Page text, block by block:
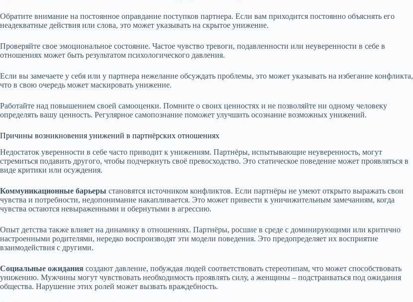
Обратите внимание на постоянное оправдание поступков партнера. Если вам приходится постоянно объяснять его
неадекватные действия или слова, это может указывать на скрытое унижение.
Проверяйте свое эмоциональное состояние. Частое чувство тревоги, подавленности или неуверенности в себе в
отношениях может быть результатом психологического давления.
Если вы замечаете у себя или у партнера нежелание обсуждать проблемы, это может указывать на избегание конфликта,
что в свою очередь может маскировать унижение.
Работайте над повышением своей самооценки. Помните о своих ценностях и не позволяйте ни одному человеку
определять вашу ценность. Регулярное самопознание поможет улучшить осознание возможных унижений.
Причины возникновения унижений в партнёрских отношениях
Недостаток уверенности в себе часто приводит к унижениям. Партнёры, испытывающие неуверенность, могут
стремиться подавить другого, чтобы подчеркнуть своё превосходство. Это статическое поведение может проявляться в
виде критики или осуждения.
Коммуникационные барьеры становятся источником конфликтов. Если партнёры не умеют открыто выражать свои
чувства и потребности, недопонимание накапливается. Это может привести к уничижительным замечаниям, когда
чувства остаются невыраженными и обернутыми в агрессию.
Опыт детства также влияет на динамику в отношениях. Партнёры, росшие в среде с доминирующими или критично
настроенными родителями, нередко воспроизводят эти модели поведения. Это предопределяет их восприятие
взаимодействия с другими.
Социальные ожидания создают давление, побуждая людей соответствовать стереотипам, что может способствовать
унижению. Мужчины могут чувствовать необходимость проявлять силу, а женщины – подстраиваться под ожидания
общества. Нарушение этих ролей может вызвать враждебность.